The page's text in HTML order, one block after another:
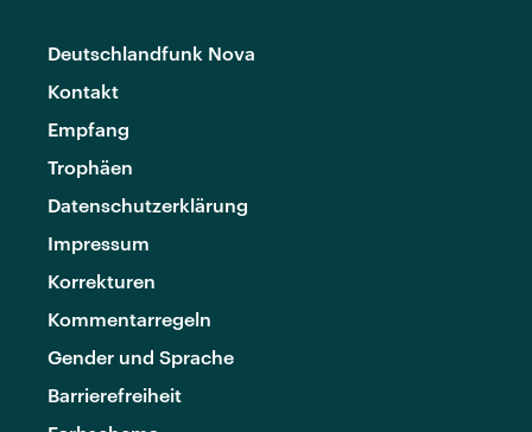
Deutschlandfunk Nova
Kontakt
Empfang
Trophäen
Datenschutzerklärung
Impressum
Korrekturen
Kommentarregeln
Gender und Sprache
Barrierefreiheit